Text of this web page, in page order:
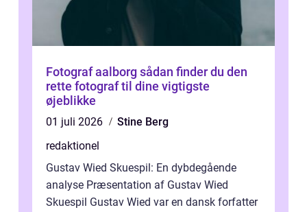
Fotograf aalborg sådan finder du den
rette fotograf til dine vigtigste
øjeblikke
01 juli 2026
Stine Berg
redaktionel
Gustav Wied Skuespil: En dybdegående
analyse Præsentation af Gustav Wied
Skuespil Gustav Wied var en dansk forfatter